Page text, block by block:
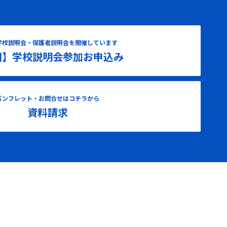
校説明会・保護者説明会を開催しています
】学校説明会参加お申込み
ンフレット・お問合せはコチラから
資料請求